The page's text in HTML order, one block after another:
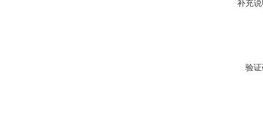
补充
验